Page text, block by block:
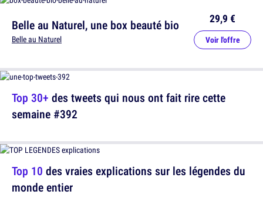
Belle au Naturel, une box beauté bio
Belle au Naturel
29,9 €
Voir l'offre
Top 10 des vraies explications sur les légendes du
monde entier
Top 30+ des tweets qui nous ont fait rire cette
semaine #392